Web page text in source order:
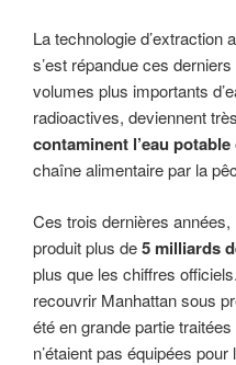
La technologie d’extraction
s’est répandue ces
volumes plus importants
radioactives, deviennent
contaminent l’eau potable
chaîne alimentaire par la
Ces trois dernières
produit plus de5 milliards
plus que les chiffres
recouvrir Manhattan sous
été en grande partie
n’étaient pas équipées